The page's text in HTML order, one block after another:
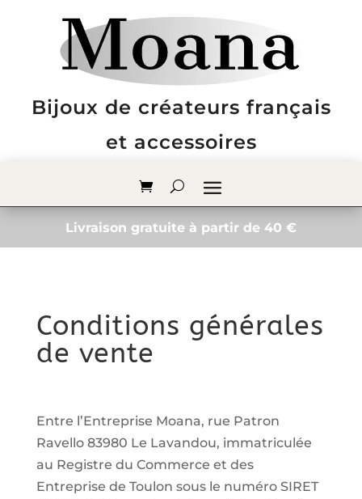
Bijoux de créateurs français
et accessoires
Livraison gratuite à partir de 40 €
Conditions générales
de vente
Entre l’Entreprise Moana, rue Patron
Ravello 83980 Le Lavandou, immatriculée
au Registre du Commerce et des
Entreprise de Toulon sous le numéro SIRET